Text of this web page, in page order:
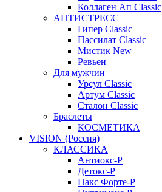
Коллаген Ап Classic
АНТИСТРЕСС
Гипер Classic
Пассилат Classic
Мистик New
Ревьен
Для мужчин
Урсул Classic
Артум Classic
Сталон Classic
Браслеты
КОСМЕТИКА
VISION (Россия)
КЛАССИКА
Антиокс-Р
Детокс-Р
Пакс Форте-Р